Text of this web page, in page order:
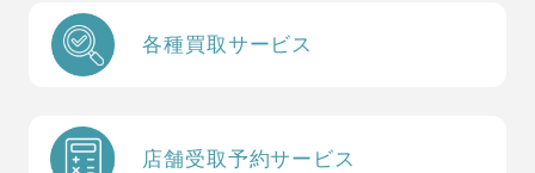
各種買取サービス
店舗受取予約サービス